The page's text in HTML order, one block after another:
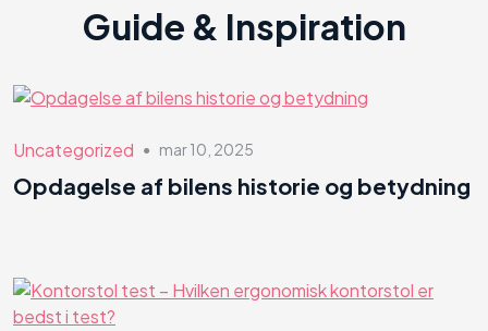
Guide & Inspiration
Uncategorized ● mar 10, 2025
Opdagelse af bilens historie og betydning